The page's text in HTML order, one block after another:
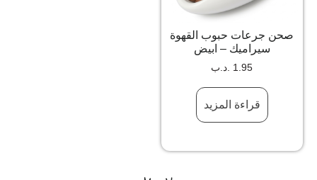
صحن جرعات حبوب القهوة
سيراميك – ابيض
1.95 .د.ب
قراءة المزيد